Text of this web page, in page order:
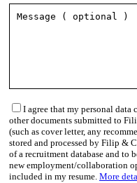
I agree that my personal data
other documents submitted to
(such as cover letter, any
stored and processed by Filip &
of a recruitment database and to
new employment/collaboration
included in my resume. More